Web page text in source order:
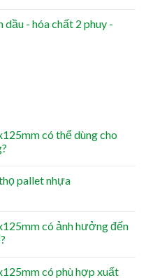
- hóa chất 2 phuy -
có thể dùng cho
pallet nhựa
có ảnh hưởng đến
có phù hợp xuất